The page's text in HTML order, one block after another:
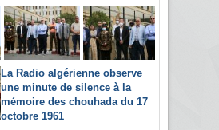
La Radio algérienne observe
une minute de silence à la
mémoire des chouhada du 17
octobre 1961